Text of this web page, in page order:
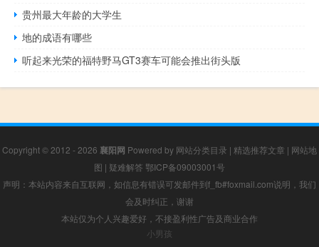
贵州最大年龄的大学生
地的成语有哪些
听起来光荣的福特野马GT3赛车可能会推出街头版
Copyright © 2012 - 2026 襄阳网 Powered by 网站分类目录 | 精选推荐文章 | 网站地
图 | 疑难解答 鄂ICP备09003001号
声明：本站内容来自互联网，如信息有错误可发邮件到f_fb#foxmail.com说明，我们
会及时纠正，谢谢
本站仅为个人兴趣爱好，不接盈利性广告及商业合作
小男孩